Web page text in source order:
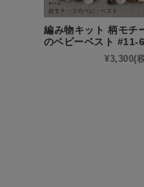
編み物キット 柄モチ
のベビーベスト #11-6
¥3,300(